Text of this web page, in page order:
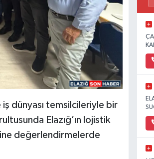
iş dünyası temsilcileriyle bir
Elazığ’ın lojistik
değerlendirmelerde